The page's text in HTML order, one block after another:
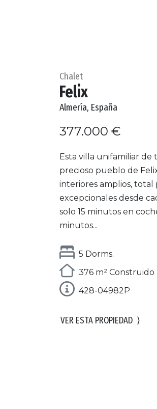
Chalet
Felix
Almería, España
377.000 €
Esta villa unifamiliar de
precioso pueblo de
interiores amplios, total
excepcionales desde
solo 15 minutos en
minutos...
5 Dorms.
376 m² Construido
428-04982P
VER ESTA PROPIEDAD ⟩